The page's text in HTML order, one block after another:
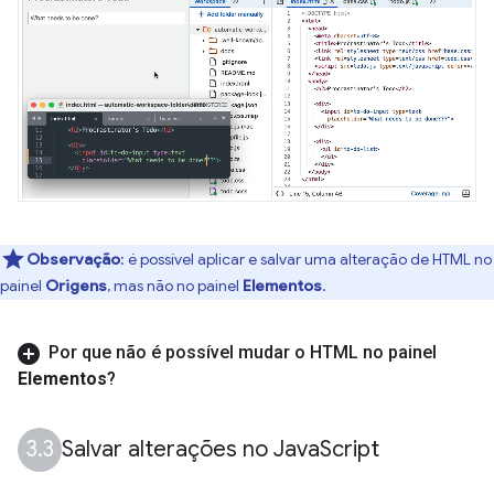
Observação: é possível aplicar e salvar uma alteração de HTML no
painel Origens, mas não no painel Elementos.
Por que não é possível mudar o HTML no painel
Elementos?
Salvar alterações no JavaScript